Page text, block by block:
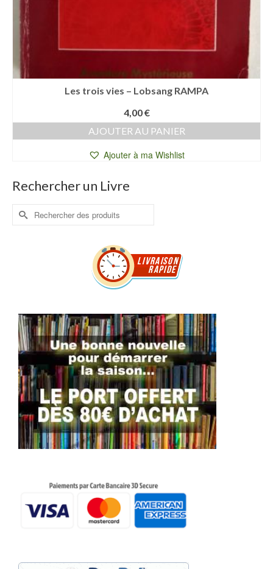
Les trois vies – Lobsang RAMPA
4,00€
AJOUTER AU PANIER
Ajouter à ma Wishlist
Rechercher un Livre
Rechercher :